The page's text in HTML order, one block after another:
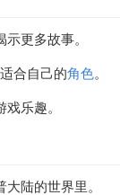
更多故事。
合自己的角色。
戏乐趣。
陆的世界里。